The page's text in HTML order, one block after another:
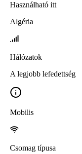
Használható itt
Algéria
Hálózatok
A legjobb lefedettség
Mobilis
Csomag típusa